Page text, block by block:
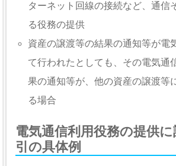
ターネット回線の接続など、通信
る役務の提供
資産の譲渡等の結果の通知等が電
て行われたとしても、その電気通
果の通知等が、他の資産の譲渡等
る場合
電気通信利用役務の提供
引の具体例